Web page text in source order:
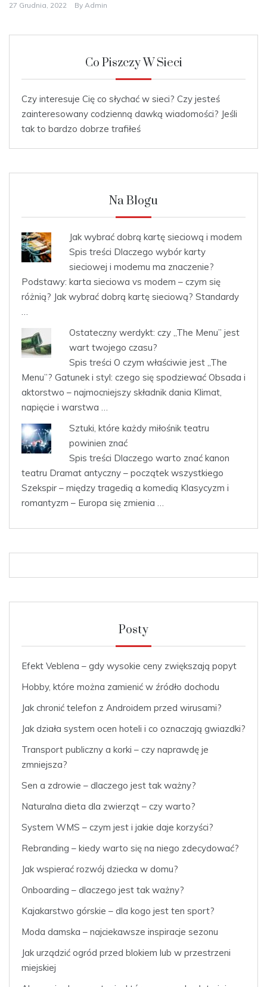
27 Grudnia, 2022 By Admin
Co Piszczy W Sieci
Czy interesuje Cię co słychać w sieci? Czy jesteś
zainteresowany codzienną dawką wiadomości? Jeśli
tak to bardzo dobrze trafiłeś
Na Blogu
Jak wybrać dobrą kartę sieciową i modem
Spis treści Dlaczego wybór karty
sieciowej i modemu ma znaczenie?
Podstawy: karta sieciowa vs modem – czym się
różnią? Jak wybrać dobrą kartę sieciową? Standardy
…
Ostateczny werdykt: czy „The Menu” jest
wart twojego czasu?
Spis treści O czym właściwie jest „The
Menu”? Gatunek i styl: czego się spodziewać Obsada i
aktorstwo – najmocniejszy składnik dania Klimat,
napięcie i warstwa …
Sztuki, które każdy miłośnik teatru
powinien znać
Spis treści Dlaczego warto znać kanon
teatru Dramat antyczny – początek wszystkiego
Szekspir – między tragedią a komedią Klasycyzm i
romantyzm – Europa się zmienia …
Posty
Efekt Veblena – gdy wysokie ceny zwiększają popyt
Hobby, które można zamienić w źródło dochodu
Jak chronić telefon z Androidem przed wirusami?
Jak działa system ocen hoteli i co oznaczają gwiazdki?
Transport publiczny a korki – czy naprawdę je
zmniejsza?
Sen a zdrowie – dlaczego jest tak ważny?
Naturalna dieta dla zwierząt – czy warto?
System WMS – czym jest i jakie daje korzyści?
Rebranding – kiedy warto się na niego zdecydować?
Jak wspierać rozwój dziecka w domu?
Onboarding – dlaczego jest tak ważny?
Kajakarstwo górskie – dla kogo jest ten sport?
Moda damska – najciekawsze inspiracje sezonu
Jak urządzić ogród przed blokiem lub w przestrzeni
miejskiej